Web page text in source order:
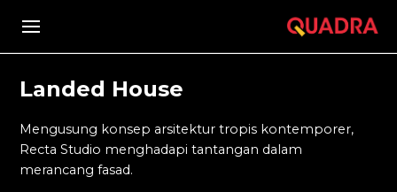
Landed House
Mengusung konsep arsitektur tropis kontemporer,
Recta Studio menghadapi tantangan dalam
merancang fasad.